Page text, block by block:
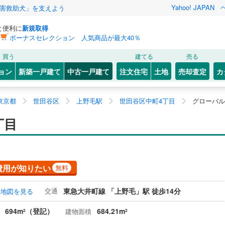
救助犬」を支えよう Yahoo! JAPAN
便利に新規取得
ボーナスセレクション 人気商品が最大40％
買う
ン 新築一戸建て 中古一戸建て
建てる
注文住宅 土地
売る
売却査定
京都 世田谷区 上野毛駅 世田谷区中町4丁目 グローバ
用が知りたい 無料
地図を見る 交通
東急大井町線 「上野毛」駅 徒歩14分
694m2 （登記） 建物面積 684.21m2